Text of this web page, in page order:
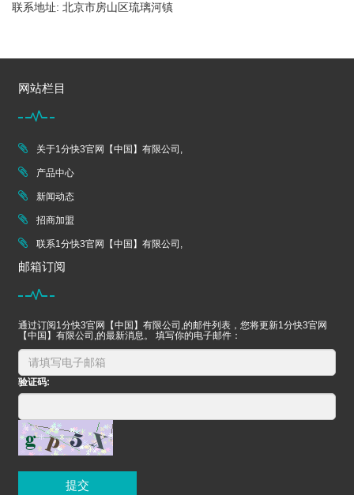
联系地址: 北京市房山区琉璃河镇
网站栏目
关于1分快3官网【中国】有限公司,
产品中心
新闻动态
招商加盟
联系1分快3官网【中国】有限公司,
邮箱订阅
通过订阅1分快3官网【中国】有限公司,的邮件列表，您将更新1分快3官网
【中国】有限公司,的最新消息。 填写你的电子邮件：
验证码:
提交